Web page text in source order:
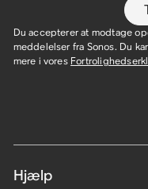
Du accepterer at modtage
meddelelser fra Sonos. Du
mere i vores
Hjælp